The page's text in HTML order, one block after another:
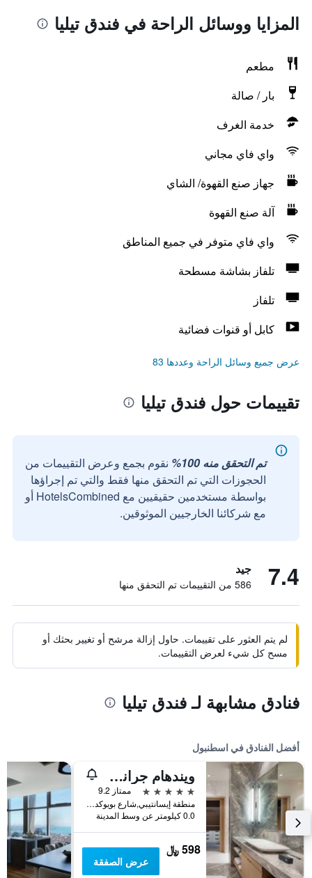
المزايا ووسائل الراحة في فندق تيليا
مطعم
بار / صالة
خدمة الغرف
واي فاي مجاني
جهاز صنع القهوة/ الشاي
آلة صنع القهوة
واي فاي متوفر في جميع المناطق
تلفاز بشاشة مسطحة
تلفاز
كابل أو قنوات فضائية
عرض جميع وسائل الراحة وعددها 83
تقييمات حول فندق تيليا
تم التحقق منه 100%
نقوم بجمع وعرض التقييمات من
الحجوزات التي تم التحقق منها فقط والتي تم إجراؤها
بواسطة مستخدمين حقيقيين مع HotelsCombined أو
مع شركائنا الخارجيين الموثوقين.
7.4 جيد
586 من التقييمات تم التحقق منها
لم يتم العثور على تقييمات. حاول إزالة مرشح أو تغيير بحثك أو
مسح كل شيء لعرض التقييمات.
فنادق مشابهة لـ فندق تيليا
أفضل الفنادق في اسطنبول
ويندهام جراند إسطنبول ليفينت
5 نجوم
ممتاز 9.2
منطقة إيسانتيبي,شارع بويوكديري 177-183 شيشلي, اسطنبول, تركيا
0.0 كيلومتر عن وسط المدينة
598 ﷼
عرض الصفقة